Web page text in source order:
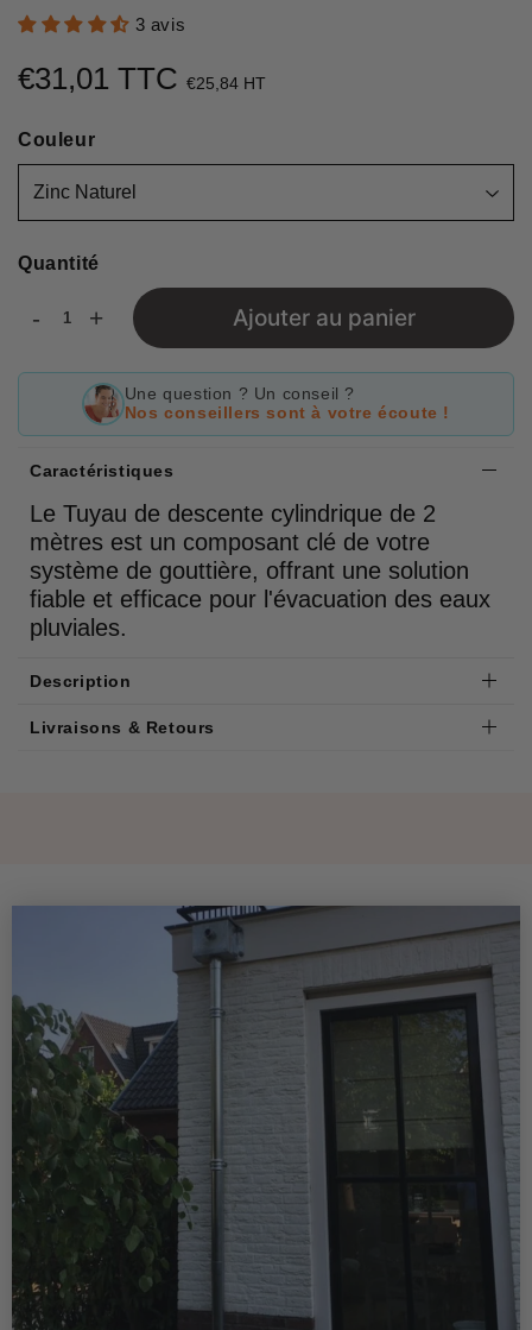
3 avis
€31,01 TTC €25,84 HT
price
Couleur
Quantité
- + Ajouter au panier
Une question ? Un conseil ?
Nos conseillers sont à votre écoute !
Caractéristiques
Le Tuyau de descente cylindrique de 2
mètres est un composant clé de votre
système de gouttière, offrant une solution
fiable et efficace pour l'évacuation des eaux
pluviales.
Description
Livraisons & Retours